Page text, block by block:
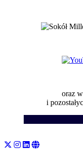
oraz w
i